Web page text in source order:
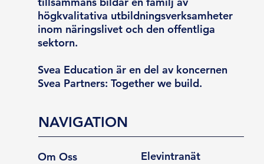
högkvalitativa utbildningsverksamheter
inom näringslivet och den offentliga
sektorn.
Svea Education är en del av koncernen
Svea Partners: Together we build.
NAVIGATION
Om Oss Elevintranät